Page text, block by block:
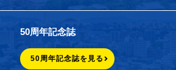
50周年記念誌
50周年記念誌を見る